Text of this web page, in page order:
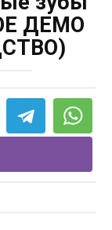
ДЕМО